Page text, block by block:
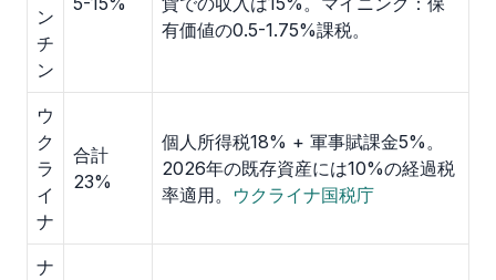
ン
チ
ン
有価値の0.5-1.75%課税。
ウ
ク
ラ
イ
ナ
合計
23%
個人所得税18% + 軍事賦課金5%。
2026年の既存資産には10%の経過税
率適用。 ウクライナ国税庁
ナ